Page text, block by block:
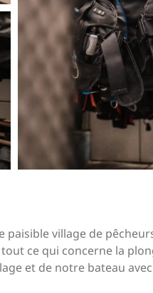
village de
ce qui concerne la
et de notre bateau